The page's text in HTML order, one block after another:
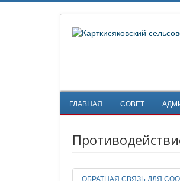
ГЛАВНАЯ СОВЕТ
ОБРАТНАЯ СВЯЗЬ ДЛЯ